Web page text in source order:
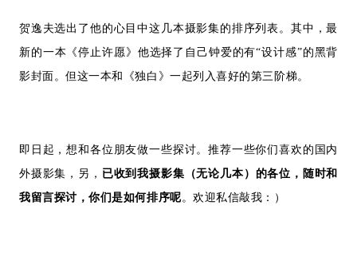
贺逸夫选出了他的心目中这几本摄影集的排序列表。其中，最
新的一本《停止许愿》他选择了自己钟爱的有“设计感”的黑背
影封面。但这一本和《独白》一起列入喜好的第三阶梯。
即日起，想和各位朋友做一些探讨。推荐一些你们喜欢的国内
外摄影集，另， 已收到我摄影集（无论几本）的各位，随时和
我留言探讨，你们是如何排序呢。欢迎私信敲我：）